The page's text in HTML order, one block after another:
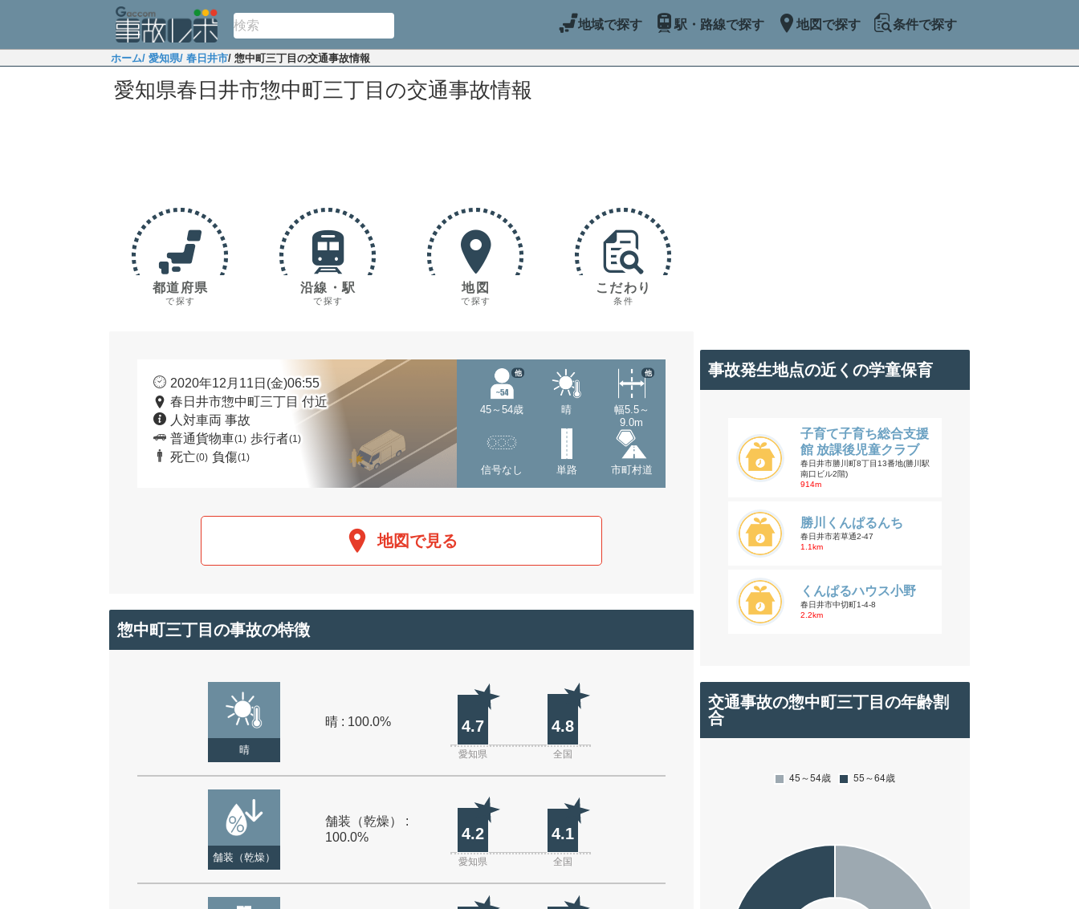
地域で探す 駅・路線で探す 地図で探す 条件で探す
ホーム/ 愛知県/ 春日井市/ 惣中町三丁目の交通事故情報
愛知県春日井市惣中町三丁目の交通事故情報
都道府県
で探す
沿線・駅
で探す
地図
で探す
こだわり
条件
2020年12月11日(金)06:55
春日井市惣中町三丁目 付近
人対車両 事故
普通貨物車(1) 歩行者(1)
死亡(0) 負傷(1)
45～54歳
他
晴
幅5.5～
9.0m
他
信号なし 単路 市町村道
地図で見る
惣中町三丁目の事故の特徴
晴
晴 : 100.0% 4.7 4.8
愛知県 全国
舗装（乾燥）
舗装（乾燥） :
100.0%
4.2 4.1
愛知県 全国
事故発生地点の近くの学童保育
子育て子育ち総合支援
館 放課後児童クラブ
春日井市勝川町8丁目13番地(勝川駅
南口ビル2階)
914m
勝川くんぱるんち
春日井市若草通2-47
1.1km
くんぱるハウス小野
春日井市中切町1-4-8
2.2km
交通事故の惣中町三丁目の年齢割
合